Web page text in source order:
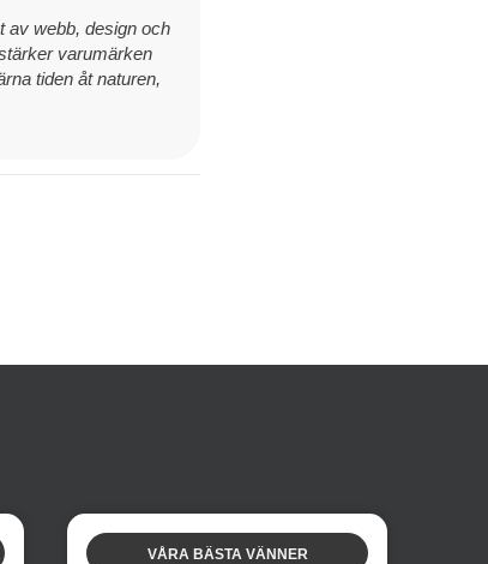
av webb, design och
varumärken
tiden åt naturen,
VÅRA BÄSTA VÄNNER